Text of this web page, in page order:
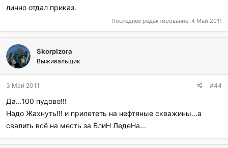
лично отдал приказ.
Последнее редактирование: 4 Май 2011
SkorpIzora
Выживальщик
3 Май 2011 #44
Да...100 пудово!!!
Надо Жахнуть!!! и прилететь на нефтяные скважины...а
свалить всё на месть за БлиН ЛедеНа...